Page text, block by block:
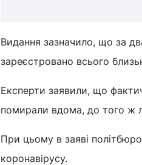
Видання зазначило, що за
зареєстровано всього
Експерти заявили, що
помирали вдома, до того ж
При цьому в заяві
коронавірусу.